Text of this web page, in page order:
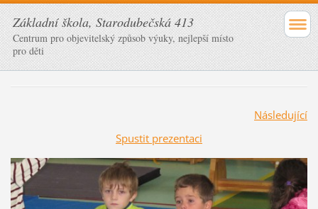
Základní škola, Starodubečská 413
Centrum pro objevitelský způsob výuky, nejlepší místo
pro děti
Následující
Spustit prezentaci